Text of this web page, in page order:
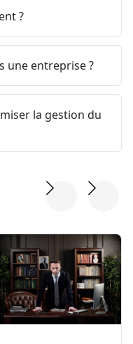
?
une entreprise ?
la gestion du